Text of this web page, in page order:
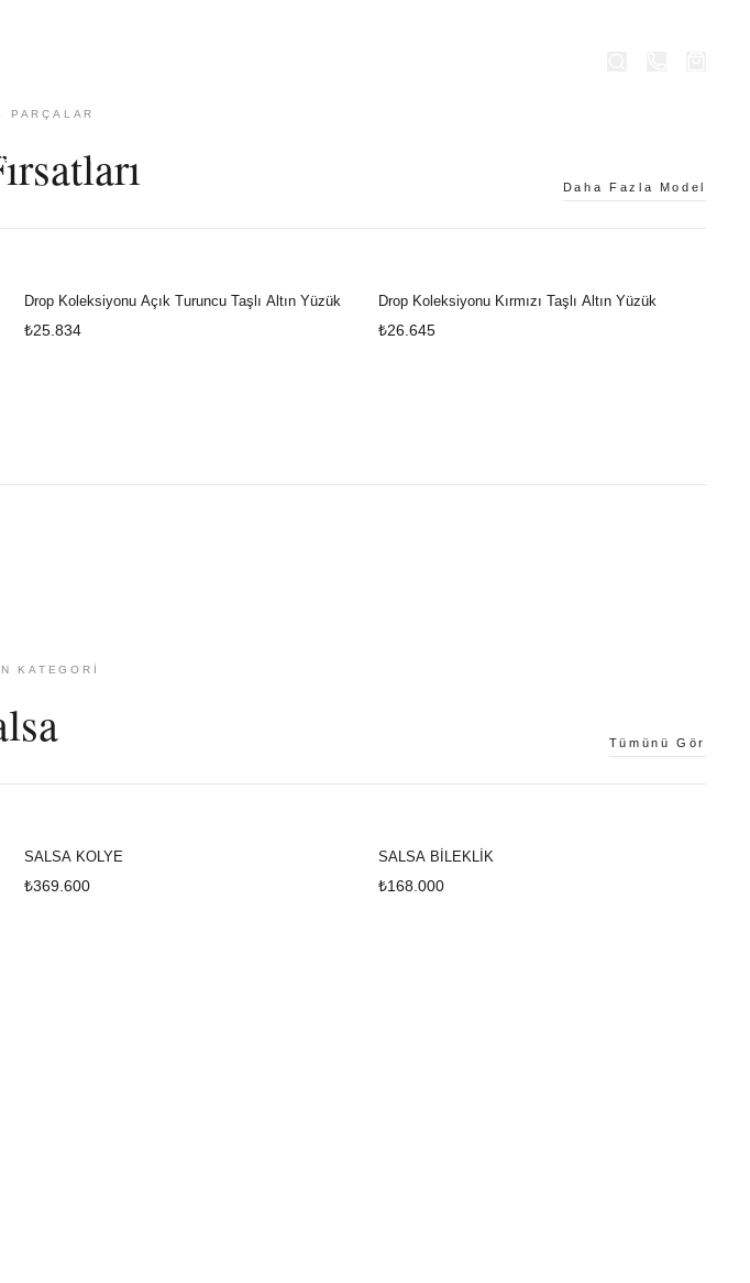
KOLYEBILEKLIK
PARÇALAR
Daha Fazla Model
Drop Koleksiyonu Açık Turuncu Taşlı Altın Yüzük
₺25.834
Drop Koleksiyonu Kırmızı Taşlı Altın Yüzük
₺26.645
KATEGORİ
Tümünü Gör
SALSA KOLYE
₺369.600
SALSA BİLEKLİK
₺168.000